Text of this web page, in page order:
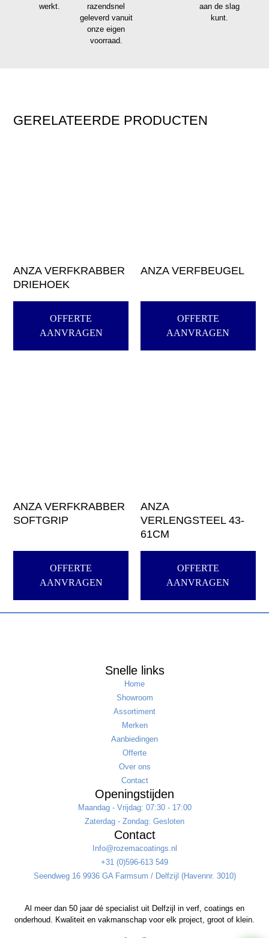
werkt.
razendsnel
geleverd vanuit
onze eigen
voorraad.
aan de slag
kunt.
GERELATEERDE PRODUCTEN
ANZA VERFKRABBER
DRIEHOEK
OFFERTE
AANVRAGEN
ANZA VERFBEUGEL
OFFERTE
AANVRAGEN
ANZA VERFKRABBER
SOFTGRIP
OFFERTE
AANVRAGEN
ANZA
VERLENGSTEEL 43-
61CM
OFFERTE
AANVRAGEN
Al meer dan 50 jaar dé specialist uit Delfzijl in verf, coatings en
onderhoud. Kwaliteit en vakmanschap voor elk project, groot of klein.
Snelle links
Home
Showroom
Assortiment
Merken
Aanbiedingen
Offerte
Over ons
Contact
Openingstijden
Maandag - Vrijdag: 07:30 - 17:00
Zaterdag - Zondag: Gesloten
Contact
Info@rozemacoatings.nl
+31 (0)596-613 549
Seendweg 16 9936 GA Farmsum / Delfzijl (Havennr. 3010)